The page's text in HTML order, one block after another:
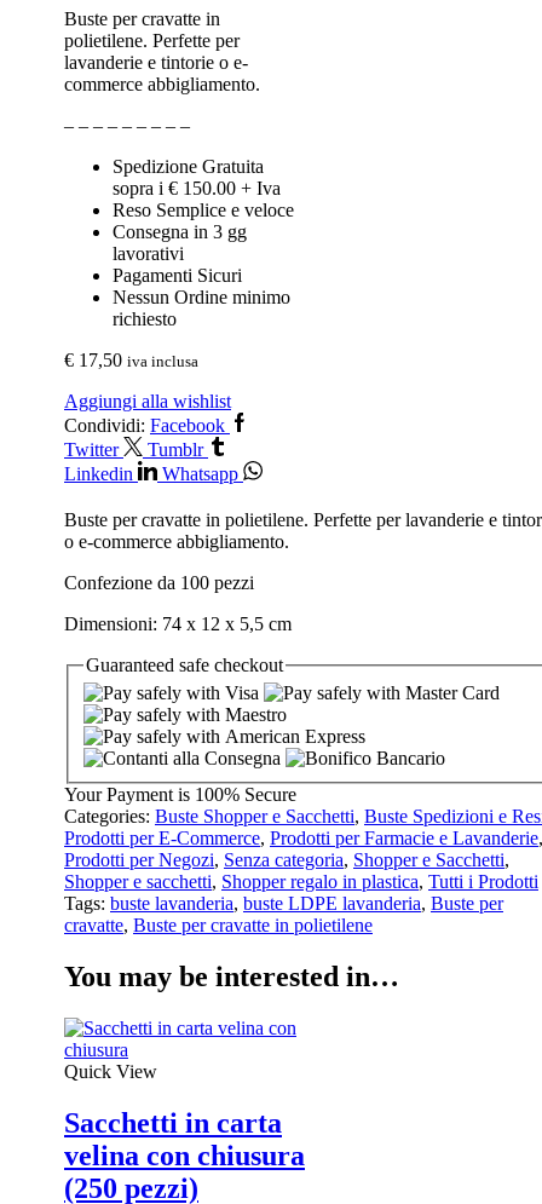
Buste per cravatte in
polietilene. Perfette per
lavanderie e tintorie o e-
commerce abbigliamento.
– – – – – – – – –
Spedizione Gratuita
sopra i € 150.00 + Iva
Reso Semplice e veloce
Consegna in 3 gg
lavorativi
Pagamenti Sicuri
Nessun Ordine minimo
richiesto
€ 17,50 iva inclusa
Aggiungi alla wishlist
Condividi: Facebook
Twitter
Tumblr
Linkedin
Whatsapp
Buste per cravatte in polietilene. Perfette per lavanderie e
o e-commerce abbigliamento.
Confezione da 100 pezzi
Dimensioni: 74 x 12 x 5,5 cm
Guaranteed safe checkout
Your Payment is 100% Secure
Categories: Buste Shopper e Sacchetti, Buste Spedizioni e
Prodotti per E-Commerce, Prodotti per Farmacie e Lavanderie,
Prodotti per Negozi, Senza categoria, Shopper e Sacchetti,
Shopper e sacchetti, Shopper regalo in plastica, Tutti i Prodotti
Tags: buste lavanderia, buste LDPE lavanderia, Buste per
cravatte, Buste per cravatte in polietilene
You may be interested in…
Quick View
Sacchetti in carta
velina con chiusura
(250 pezzi)